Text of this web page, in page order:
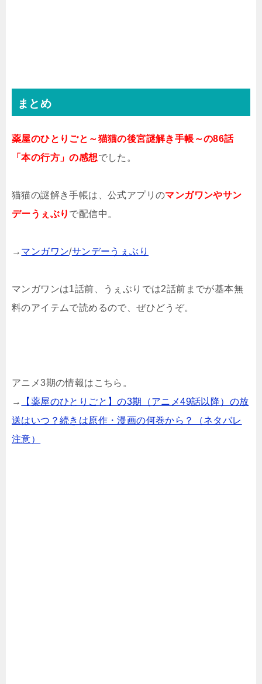
まとめ
薬屋のひとりごと～猫猫の後宮謎解き手帳～の86話
「本の行方」の感想でした。
猫猫の謎解き手帳は、公式アプリのマンガワンやサン
デーうぇぶり で配信中。
→ マンガワン/サンデーうぇぶり
マンガワンは1話前、うぇぶりでは2話前までが基本無
料のアイテムで読めるので、ぜひどうぞ。
アニメ3期の情報はこちら。
→
【薬屋のひとりごと】の3期（アニメ49話以降）の放
送はいつ？続きは原作・漫画の何巻から？（ネタバレ
注意）